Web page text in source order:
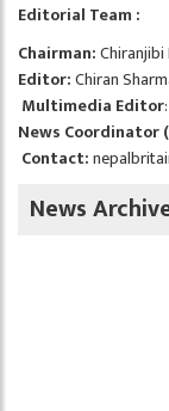
Editorial Team :
Chairman:Chiranjibi
Editor:Chiran
Multimedia Editor
News Coordinator
Contact:
News